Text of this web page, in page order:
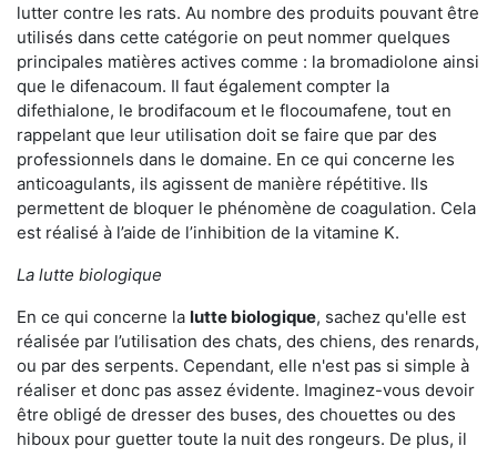
lutter contre les rats. Au nombre des produits pouvant être
utilisés dans cette catégorie on peut nommer quelques
principales matières actives comme : la bromadiolone ainsi
que le difenacoum. Il faut également compter la
difethialone, le brodifacoum et le flocoumafene, tout en
rappelant que leur utilisation doit se faire que par des
professionnels dans le domaine. En ce qui concerne les
anticoagulants, ils agissent de manière répétitive. Ils
permettent de bloquer le phénomène de coagulation. Cela
est réalisé à l’aide de l’inhibition de la vitamine K.
La lutte biologique
En ce qui concerne la lutte biologique, sachez qu'elle est
réalisée par l’utilisation des chats, des chiens, des renards,
ou par des serpents. Cependant, elle n'est pas si simple à
réaliser et donc pas assez évidente. Imaginez-vous devoir
être obligé de dresser des buses, des chouettes ou des
hiboux pour guetter toute la nuit des rongeurs. De plus, il